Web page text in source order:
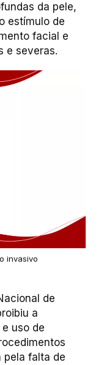
da pele,
estímulo de
facial e
e severas.
invasivo
de
a
uso de
pela falta de